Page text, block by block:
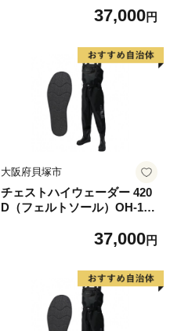
37,000円
大阪府貝塚市
チェストハイウェーダー 420
D（フェルトソール）OH-104
37,000円